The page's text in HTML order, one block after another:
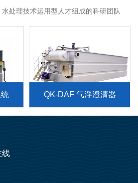
处理技术运用型人才组成的科研团队
QK-DAF 气浮澄清器
线